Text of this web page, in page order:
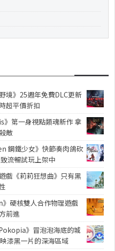
境》25週年免費DLC更新
超平價折扣
》第一身視點類魂新作 拿
敵
鋼鐵少女》快節奏肉鴿砍
流暢試玩上架中
戲《莉莉狂想曲》只有黑
硬核雙人合作物理遊戲
前進
》冒泡泡海底的城
漆黑一片的深海區域